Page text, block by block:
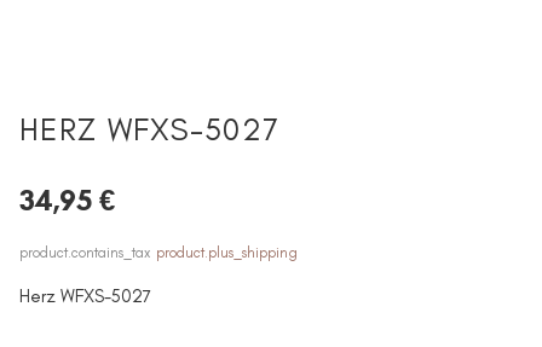
HERZ WFXS-5027
34,95 €
product.contains_tax product.plus_shipping
Herz WFXS-5027